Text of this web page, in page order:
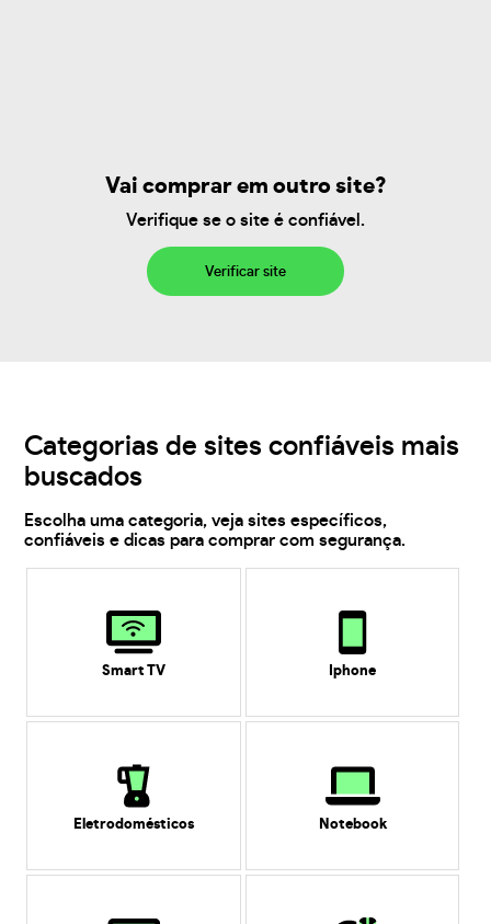
Vai comprar em outro site?
Verifique se o site é confiável.
Verificar site
Categorias de sites confiáveis mais
buscados
Escolha uma categoria, veja sites específicos,
confiáveis e dicas para comprar com segurança.
Smart TV Iphone
Eletrodomésticos Notebook